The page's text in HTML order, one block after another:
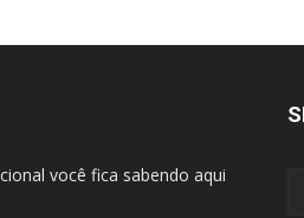
você fica sabendo aqui